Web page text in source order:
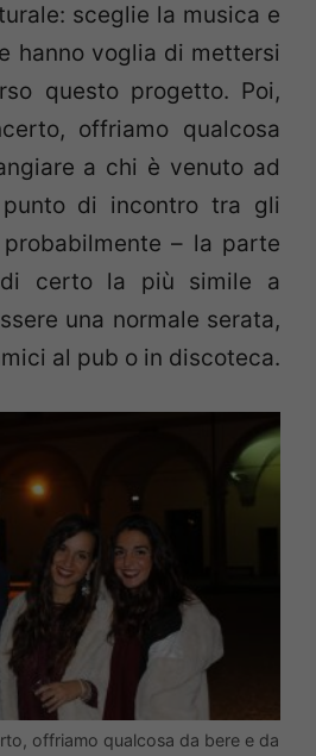
sceglie la musica e
hanno voglia di mettersi
questo progetto. Poi,
offriamo qualcosa
a chi è venuto ad
di incontro tra gli
– la parte
certo la più simile a
una normale serata,
al pub o in discoteca.
offriamo qualcosa da bere e da